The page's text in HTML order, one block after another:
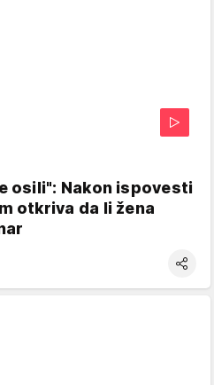
osili": Nakon ispovesti
otkriva da li žena